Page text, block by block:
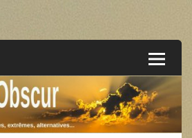
texturales